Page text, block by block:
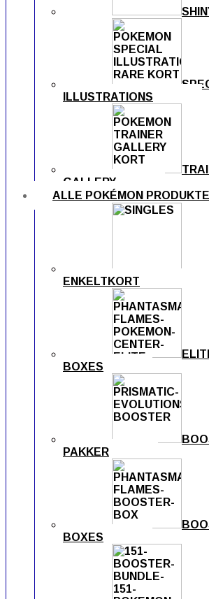
ILLUSTRATIONS
GALLERY
ALLE POKÉMON
ENKELTKORT
BOXES
PAKKER
BOXES